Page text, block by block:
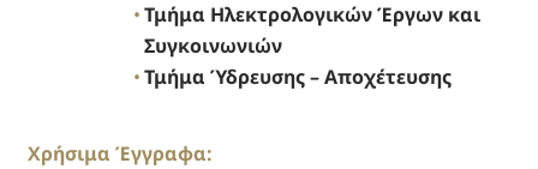
Τμήμα Ηλεκτρολογικών Έργων και
Συγκοινωνιών
Τμήμα Ύδρευσης – Αποχέτευσης
Χρήσιμα Έγγραφα: